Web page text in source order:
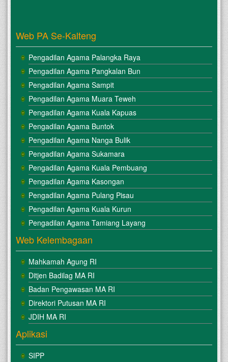
Web PA Se-Kalteng
Pengadilan Agama Palangka Raya
Pengadilan Agama Pangkalan Bun
Pengadilan Agama Sampit
Pengadilan Agama Muara Teweh
Pengadilan Agama Kuala Kapuas
Pengadilan Agama Buntok
Pengadilan Agama Nanga Bulik
Pengadilan Agama Sukamara
Pengadilan Agama Kuala Pembuang
Pengadilan Agama Kasongan
Pengadilan Agama Pulang Pisau
Pengadilan Agama Kuala Kurun
Pengadilan Agama Tamiang Layang
Web Kelembagaan
Mahkamah Agung RI
Ditjen Badilag MA RI
Badan Pengawasan MA RI
Direktori Putusan MA RI
JDIH MA RI
Aplikasi
SIPP